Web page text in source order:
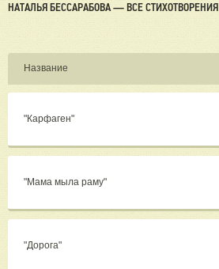
НАТАЛЬЯ БЕССАРАБОВА — ВСЕ СТИХОТВОРЕНИЯ
Название
"Карфаген"
"Мама мыла раму"
"Дорога"